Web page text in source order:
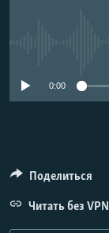
СОЦИАЛЬНЫЕ СЕТИ
0:00
Поделиться
Читать без VPN